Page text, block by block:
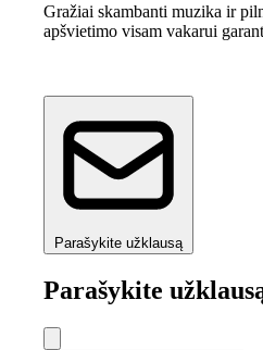
Gražiai skambanti muzika ir
apšvietimo visam vakarui
Parašykite užklausą
Parašykite